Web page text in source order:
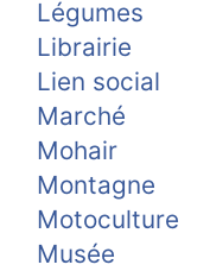
Légumes
Librairie
Lien social
Marché
Mohair
Montagne
Motoculture
Musée